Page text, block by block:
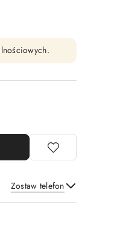
Zostaw telefon
Wyślij